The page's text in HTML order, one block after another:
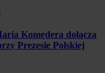
Komędera dołącza
Prezesie Polskiej